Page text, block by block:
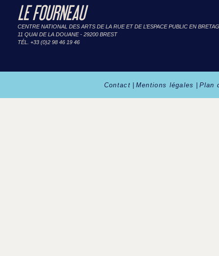
LE FOURNEAU
CENTRE NATIONAL DES ARTS DE LA RUE ET DE L’ESPACE PUBLIC EN
11 QUAI DE LA DOUANE - 29200 BREST
TÉL. +33 (0)2 98 46 19 46
Contact | Mentions légales | Plan